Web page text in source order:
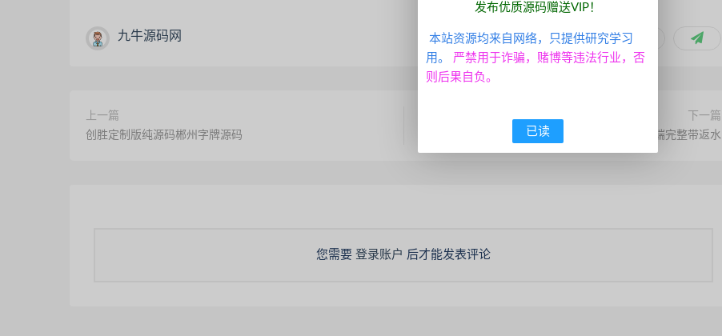
九牛源码网 分享到：
上一篇
创胜定制版纯源码郴州字牌源码
下一篇
最新猫娱乐 共赢娱乐 独家发布运营棋牌资源 双端完整带返水
您需要 登录账户 后才能发表评论
发布优质源码赠送VIP！
本站资源均来自网络，只提供研究学习
用。
严禁用于诈骗，赌博等违法行业，否
则后果自负。
已读